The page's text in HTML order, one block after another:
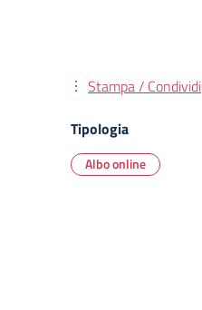
Stampa / Condividi
Tipologia
Albo online